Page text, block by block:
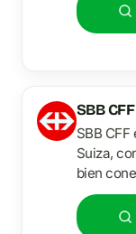
SBB CFF
SBB
Suiza,
bien